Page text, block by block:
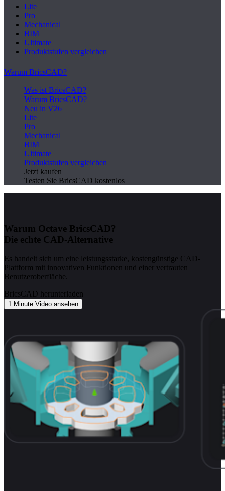
Lite
Pro
Mechanical
BIM
Ultimate
Produktstufen vergleichen
Warum BricsCAD?
Was ist BricsCAD?
Warum BricsCAD?
Neu in V26
Lite
Pro
Mechanical
BIM
Ultimate
Produktstufen vergleichen
Jetzt kaufen
Testen Sie BricsCAD kostenlos
Warum Octave BricsCAD?
Die echte CAD-Alternative
Es handelt sich um eine leistungsstarke, kostengünstige CAD-
Plattform mit innovativen Funktionen und einer vertrauten
Benutzeroberfläche.
BricsCAD herunterladen
1 Minute Video ansehen